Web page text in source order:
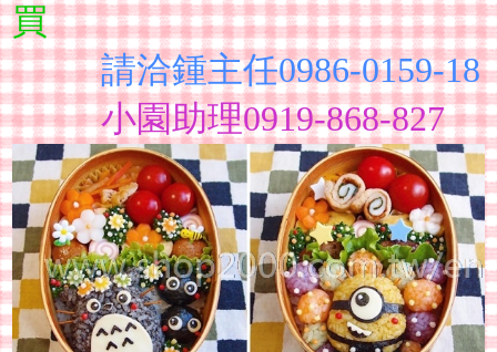
買
請洽鍾主任0986-0159-18
小園助理0919-868-827